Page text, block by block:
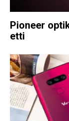
Pioneer
etti